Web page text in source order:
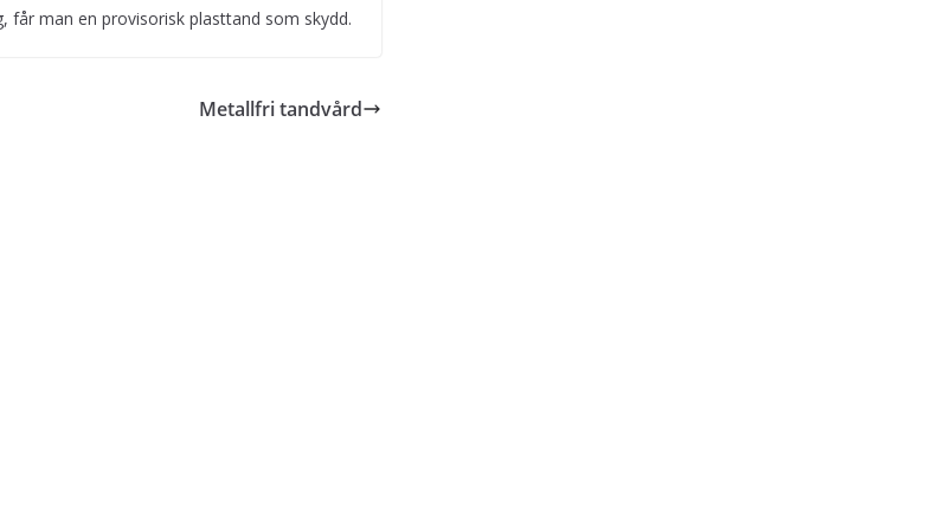
får man en provisorisk plasttand som skydd.
Metallfri tandvård